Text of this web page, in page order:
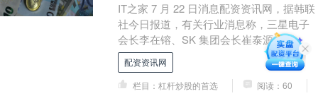
IT之家 7 月 22 日消息配资资讯网，据韩联
社今日报道，有关行业消息称，三星电子
会长李在镕、SK 集团会长崔泰源、
NAVER 董事会主席李海珍近期将在美国
与....
配资资讯网
栏目：杠杆炒股的首选
阅读：60